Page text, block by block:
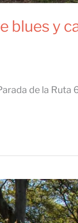
blues y
de la Ruta